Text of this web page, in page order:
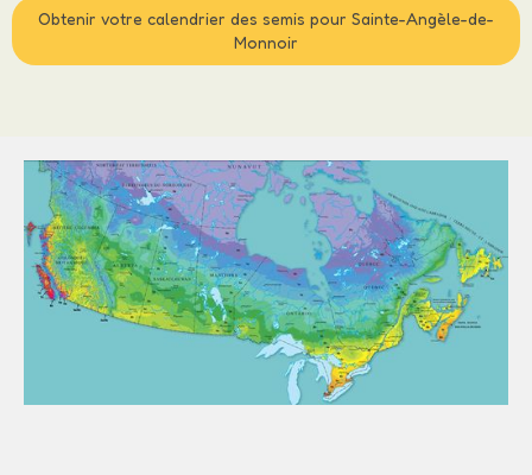
Obtenir votre calendrier des semis pour Sainte-Angèle-de-
Monnoir